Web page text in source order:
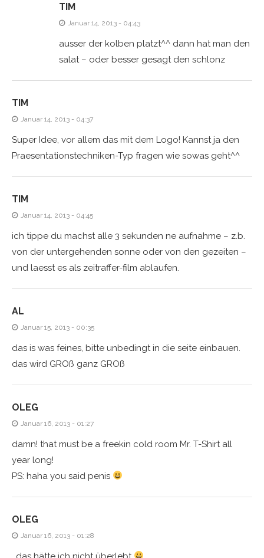
TIM
Januar 14, 2013 - 04:43
ausser der kolben platzt^^ dann hat man den
salat – oder besser gesagt den schlonz
TIM
Januar 14, 2013 - 04:37
Super Idee, vor allem das mit dem Logo! Kannst ja den
Praesentationstechniken-Typ fragen wie sowas geht^^
TIM
Januar 14, 2013 - 04:45
ich tippe du machst alle 3 sekunden ne aufnahme – z.b.
von der untergehenden sonne oder von den gezeiten –
und laesst es als zeitraffer-film ablaufen.
AL
Januar 15, 2013 - 00:35
das is was feines, bitte unbedingt in die seite einbauen.
das wird GROß ganz GROß
OLEG
Januar 16, 2013 - 01:27
damn! that must be a freekin cold room Mr. T-Shirt all
year long!
PS: haha you said penis
OLEG
Januar 16, 2013 - 01:28